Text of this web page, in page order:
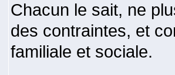
Chacun le sait, ne
des contraintes, et
familiale et sociale.